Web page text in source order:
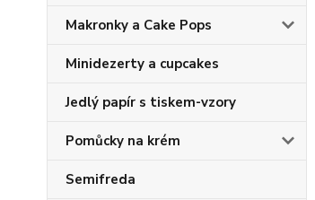
Makronky a Cake Pops
Minidezerty a cupcakes
Jedlý papír s tiskem-vzory
Pomůcky na krém
Semifreda